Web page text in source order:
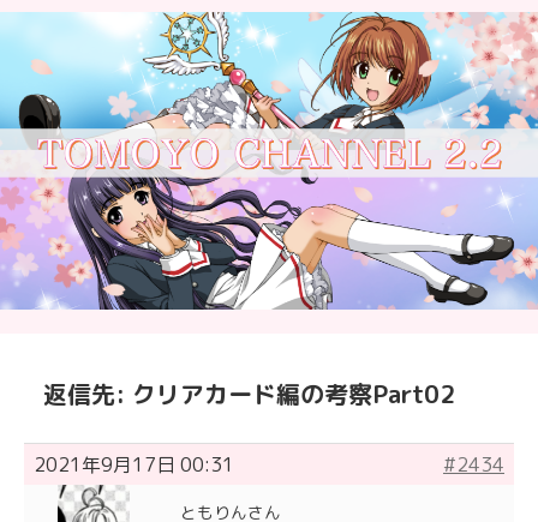
返信先: クリアカード編の考察Part02
2021年9月17日 00:31 #2434
ともりんさん